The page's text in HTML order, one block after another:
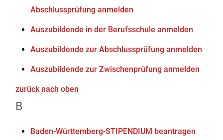
Abschlussprüfung anmelden
Auszubildende in der Berufsschule anmelden
Auszubildende zur Abschlussprüfung anmelden
Auszubildende zur Zwischenprüfung anmelden
zurück nach oben
B
Baden-Württemberg-STIPENDIUM beantragen